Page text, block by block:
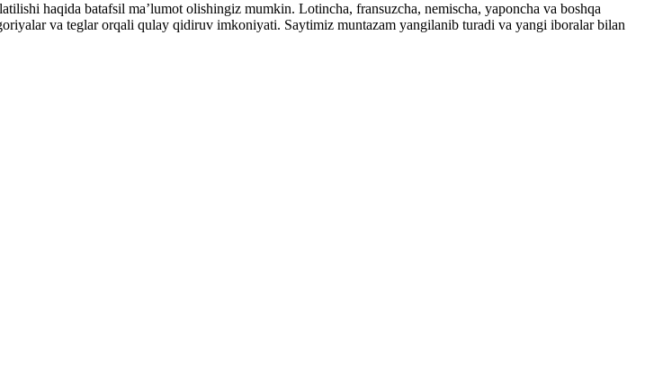
haqida batafsil maʼlumot olishingiz mumkin. Lotincha, fransuzcha, nemischa, yaponcha va boshqa
va teglar orqali qulay qidiruv imkoniyati. Saytimiz muntazam yangilanib turadi va yangi iboralar bilan